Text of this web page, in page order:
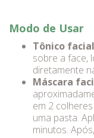
Modo de Usar
Tônico facial
sobre a face,
diretamente
Máscara
em 2
uma pasta.
minutos.